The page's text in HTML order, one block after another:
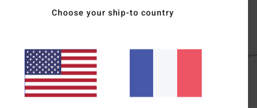
Choose your ship-to country